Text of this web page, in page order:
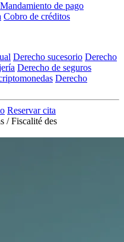
Mandamiento de pago
Cobro de créditos
Derecho sucesorio Derecho
Derecho de seguros
Derecho
Reservar cita
/ Fiscalité des